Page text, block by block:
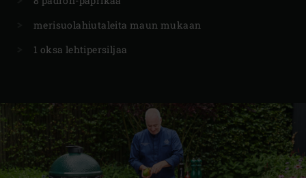
merisuolahiutaleita maun mukaan
1 oksa lehtipersiljaa